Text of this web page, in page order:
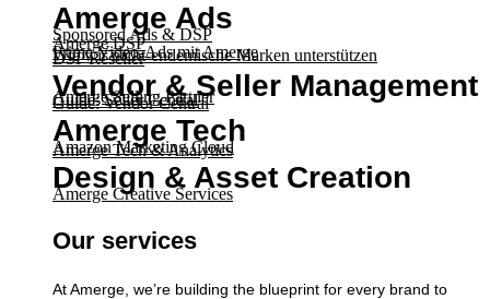
Amerge Ads
Sponsored Ads & DSP
Amerge DSP
Prime Video-Ads mit Amerge
Wie wir nicht-endemische Marken unterstützen
DSP Reseller
Vendor & Seller Management
Amerge Selling Partner
Guide: Seller Central
Guide: Vendor Central
Amerge Tech
Amazon Marketing Cloud
Amerge Tech & Analytics
Design & Asset Creation
Amerge Creative Services
Our services
At Amerge, we’re building the blueprint for every brand to